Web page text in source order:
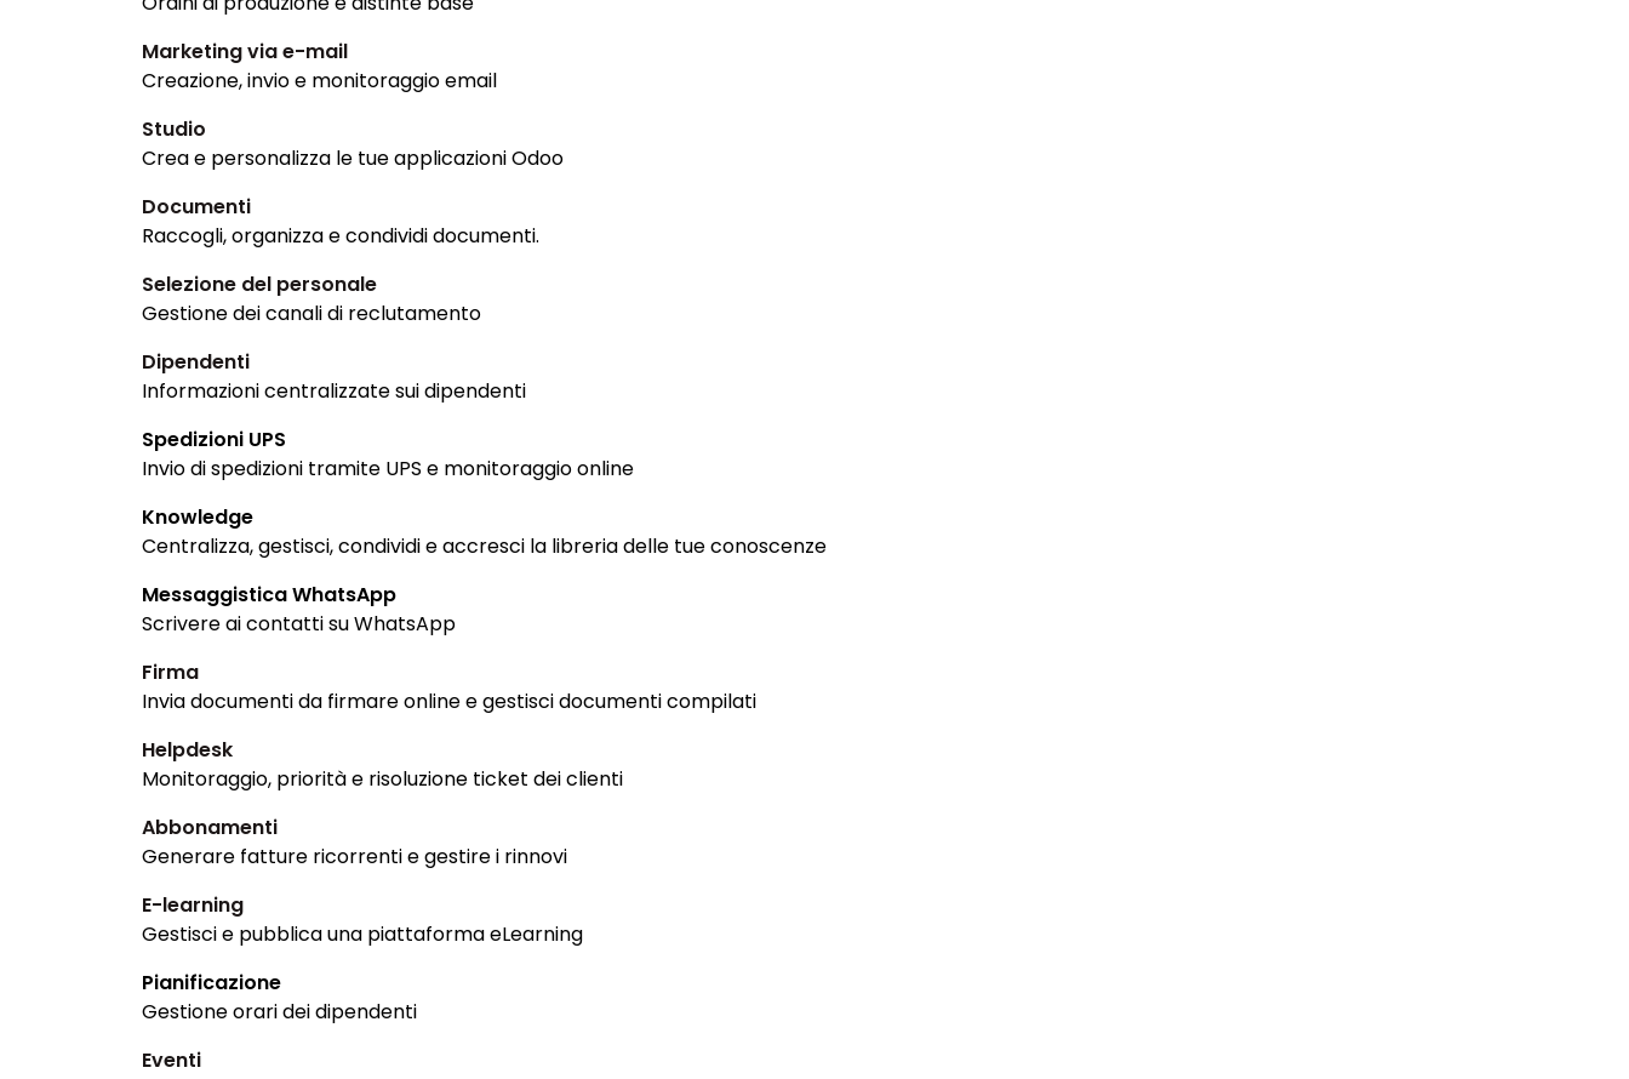
Marketing via e-mail
Creazione, invio e monitoraggio email
Studio
Crea e personalizza le tue applicazioni Odoo
Documenti
Raccogli, organizza e condividi documenti.
Selezione del personale
Gestione dei canali di reclutamento
Dipendenti
Informazioni centralizzate sui dipendenti
Spedizioni UPS
Invio di spedizioni tramite UPS e monitoraggio online
Knowledge
Centralizza, gestisci, condividi e accresci la libreria delle tue conoscenze
Messaggistica WhatsApp
Scrivere ai contatti su WhatsApp
Firma
Invia documenti da firmare online e gestisci documenti compilati
Helpdesk
Monitoraggio, priorità e risoluzione ticket dei clienti
Abbonamenti
Generare fatture ricorrenti e gestire i rinnovi
E-learning
Gestisci e pubblica una piattaforma eLearning
Pianificazione
Gestione orari dei dipendenti
Eventi